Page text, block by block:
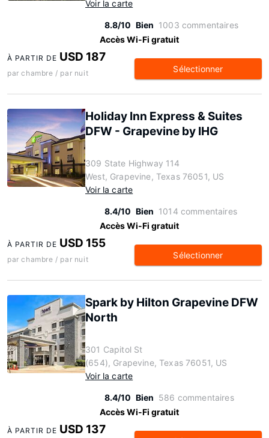
Voir la carte
8.8/10 Bien 1003 commentaires
Accès Wi-Fi gratuit
À PARTIR DE USD 187
par chambre / par nuit Sélectionner
Holiday Inn Express & Suites
DFW - Grapevine by IHG
309 State Highway 114
West, Grapevine, Texas 76051, US
Voir la carte
8.4/10 Bien 1014 commentaires
Accès Wi-Fi gratuit
À PARTIR DE USD 155
par chambre / par nuit Sélectionner
Spark by Hilton Grapevine DFW
North
301 Capitol St
(654), Grapevine, Texas 76051, US
Voir la carte
8.4/10 Bien 586 commentaires
Accès Wi-Fi gratuit
À PARTIR DE USD 137